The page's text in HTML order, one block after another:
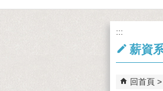
:::
薪資
回首頁